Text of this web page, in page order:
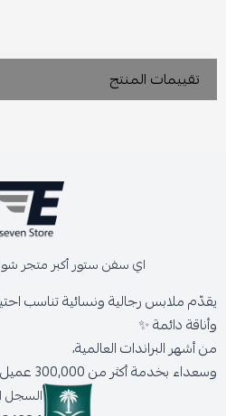
تقييمات المنتج
اي سفن ستور أكبر متجر
يقدّم ملابس رجالية ونسائية تناسب
وأناقة دائمة ✨
من أشهر البراندات العالمية،
وسعداء بخدمة أكثر من 300,000 عميل حول المملكة.
السجل